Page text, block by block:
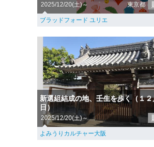
2025/12/20(土)～ 東京都
ブラッドフォード ユリエ
新選組結成の地、壬生を歩く（１
日）
2025/12/20(土)～
よみうりカルチャー大阪